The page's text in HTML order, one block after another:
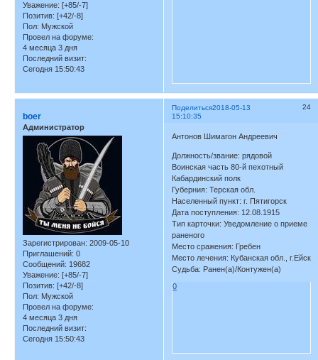
Уважение: [+85/-7]
Позитив: [+42/-8]
Пол: Мужской
Провел на форуме:
4 месяца 3 дня
Последний визит:
Сегодня 15:50:43
Поделиться 24
2018-05-13
15:10:35
boer
Администратор
Зарегистрирован: 2009-05-10
Приглашений: 0
Сообщений: 19682
Уважение: [+85/-7]
Позитив: [+42/-8]
Пол: Мужской
Провел на форуме:
4 месяца 3 дня
Последний визит:
Сегодня 15:50:43
Антонов Шимагон Андреевич
Должность/звание: рядовой
Воинская часть 80-й пехотный
Кабардинский полк
Губерния: Терская обл.
Населенный пункт: г. Пятигорск
Дата поступления: 12.08.1915
Тип карточки: Уведомление о приеме
раненого
Место сражения: Гребен
Место лечения: Кубанская обл., г.Ейск
Судьба: Ранен(а)/Контужен(а)
0